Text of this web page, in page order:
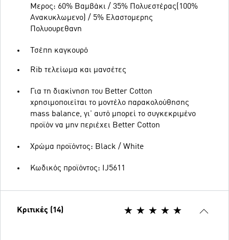
Μερος: 60% Βαμβάκι / 35% Πολυεστέρας(100%
Ανακυκλωμενο) / 5% Ελαστομερης
Πολυουρεθανη
Τσέπη καγκουρό
Rib τελείωμα και μανσέτες
Για τη διακίνηση του Better Cotton
χρησιμοποιείται το μοντέλο παρακολούθησης
mass balance, γι' αυτό μπορεί το συγκεκριμένο
προϊόν να μην περιέχει Better Cotton
Χρώμα προϊόντος: Black / White
Κωδικός προϊόντος: IJ5611
Κριτικές (14)